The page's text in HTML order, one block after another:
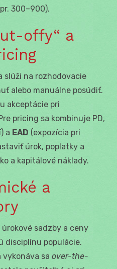
300–900).
offy“ a
slúži na rozhodovacie
alebo manuálne posúdiť.
akceptácie pri
pricing sa kombinuje PD,
a EAD (expozícia pri
úrok, poplatky a
a kapitálové náklady.
a
sadzby a ceny
disciplínu populácie.
vykonáva sa over-the-